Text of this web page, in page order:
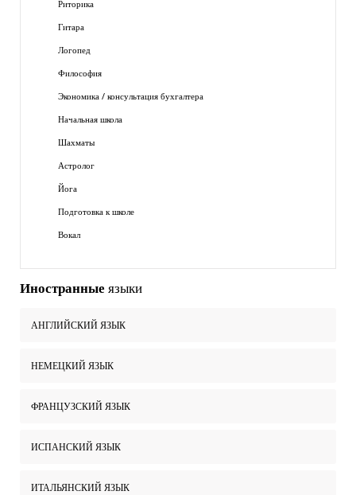
Риторика
Гитара
Логопед
Философия
Экономика / консультация бухгалтера
Начальная школа
Шахматы
Астролог
Йога
Подготовка к школе
Вокал
Иностранные языки
АНГЛИЙСКИЙ ЯЗЫК
НЕМЕЦКИЙ ЯЗЫК
ФРАНЦУЗСКИЙ ЯЗЫК
ИСПАНСКИЙ ЯЗЫК
ИТАЛЬЯНСКИЙ ЯЗЫК